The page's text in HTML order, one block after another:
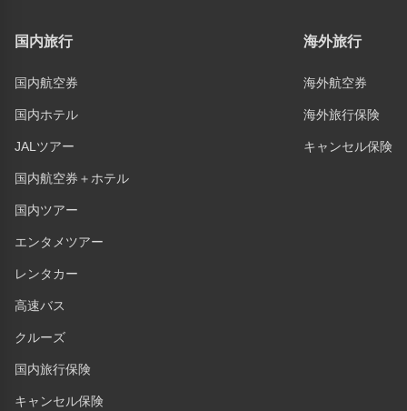
国内旅行
国内航空券
国内ホテル
JALツアー
国内航空券＋ホテル
国内ツアー
エンタメツアー
レンタカー
高速バス
クルーズ
国内旅行保険
キャンセル保険
海外旅行
海外航空券
海外旅行保険
キャンセル保険